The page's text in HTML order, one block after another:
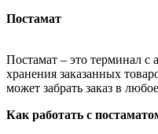
Постамат
Постамат – это терминал с
хранения заказанных
может забрать заказ в
Как работать с